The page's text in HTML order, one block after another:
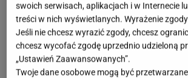
swoich serwisach, aplikacjach i w Internecie
treści w nich wyświetlanych. Wyrażenie
Jeśli nie chcesz wyrazić zgody, chcesz
chcesz wycofać zgodę uprzednio udzieloną
„Ustawień Zaawansowanych”.
Twoje dane osobowe mogą być